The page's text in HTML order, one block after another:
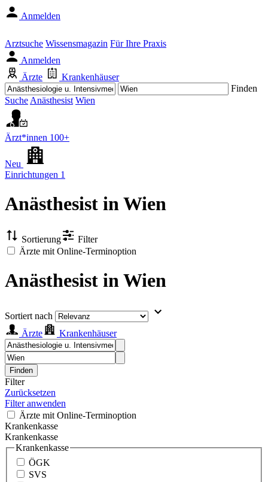
Anmelden
Arztsuche Wissensmagazin Für Ihre Praxis
Anmelden
Ärzte
Krankenhäuser
Finden
Suche Anästhesist Wien
Ärzt*innen 100+
Neu
Einrichtungen 1
Anästhesist in Wien
Sortierung
Filter
Ärzte mit Online-Terminoption
Anästhesist in Wien
Sortiert nach
Ärzte
Krankenhäuser
Finden
Filter
Zurücksetzen
Filter anwenden
Ärzte mit Online-Terminoption
Krankenkasse
Krankenkasse
Krankenkasse
ÖGK
SVS